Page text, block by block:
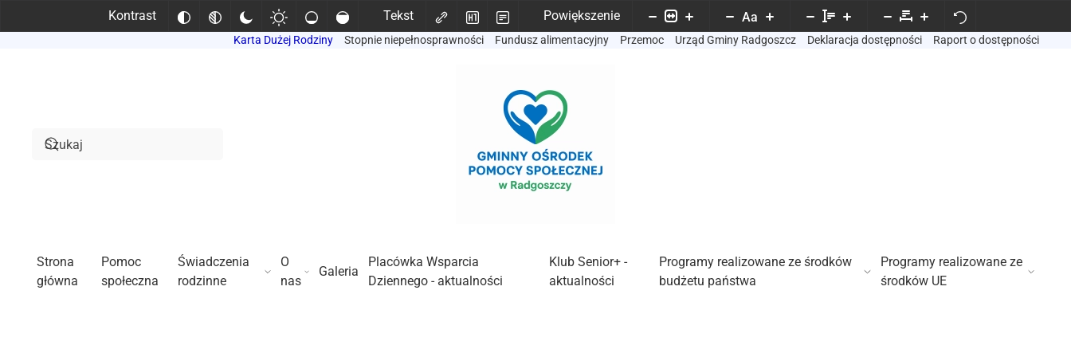
Kontrast Tekst Powiększenie
Aa
Karta Dużej Rodziny Stopnie niepełnosprawności Fundusz alimentacyjny Przemoc Urząd Gminy Radgoszcz Deklaracja dostępności Raport o dostępności
Strona
główna
Pomoc
społeczna
Świadczenia
rodzinne
O
nas
Galeria
Placówka Wsparcia
Dziennego - aktualności
Klub Senior+ -
aktualności
Programy realizowane ze środków
budżetu państwa
Programy realizowane ze
środków UE